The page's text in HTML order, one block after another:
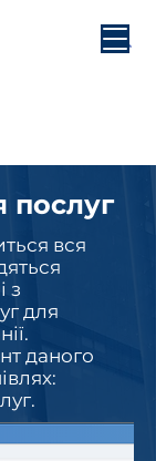
послуг
вся
з
для
даного